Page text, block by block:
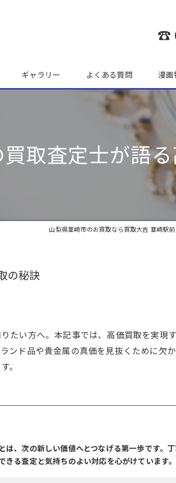
☎
ギャラリー よくある質問 漫画
取査定士が語
山梨県韮崎市のお買取なら買取大吉 韮崎駅
の秘訣
たい方へ。本記事では、高価買取を実現
ンド品や貴金属の真価を見抜くために欠
。
は、次の新しい価値へとつなげる第一歩です。
る査定と気持ちのよい対応を心がけています。